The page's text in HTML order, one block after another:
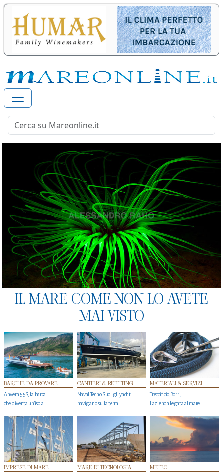
IL MARE COME NON LO AVETE
MAI VISTO
BARCHE DA PROVARE
Anvera 55S, la barca
che diventa un'isola
CANTIERI & REFITTING
Naval Tecno Sud, gli yacht
navigano sulla terra
MATERIALI & SERVIZI
Treccificio Borri,
l'azienda legata al mare
IMPRESE DI MARE MARE DI TECNOLOGIA METEO